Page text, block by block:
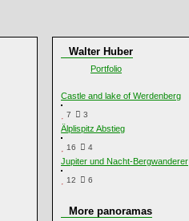
Walter Huber
Portfolio
Castle and lake of Werdenberg
7 3
Älplispitz Abstieg
16 4
Jupiter und Nacht-Bergwanderer
12 6
More panoramas